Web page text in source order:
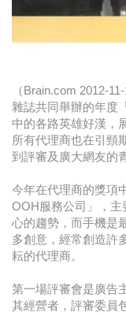
（Brain.com 2012-
雜誌共同舉辦的年度
中的各路英雄好漢，
所有代理商也在引頸
到評審及廣大網友的
今年在代理商的獎項
OOH服務公司」，主
心的趨勢，而手機是
多創意，經常創造許
耘的代理商。
第一場評審會是廣告
其經營者，評審委員